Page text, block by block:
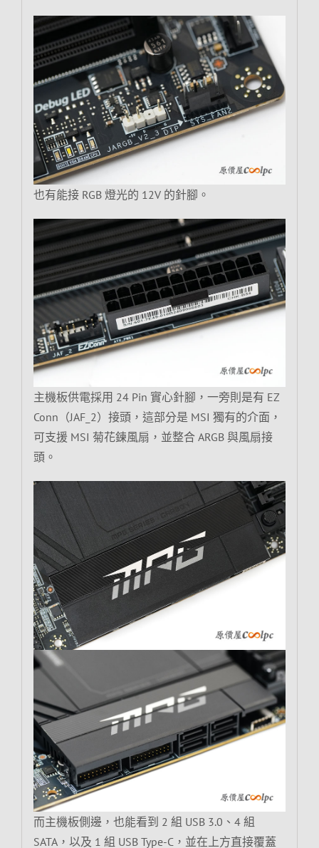
也有能接 RGB 燈光的 12V 的針腳。
主機板供電採用 24 Pin 實心針腳，一旁則是有 EZ
Conn（JAF_2）接頭，這部分是 MSI 獨有的介面，
可支援 MSI 菊花鍊風扇，並整合 ARGB 與風扇接
頭。
而主機板側邊，也能看到 2 組 USB 3.0、4 組
SATA，以及 1 組 USB Type-C，並在上方直接覆蓋